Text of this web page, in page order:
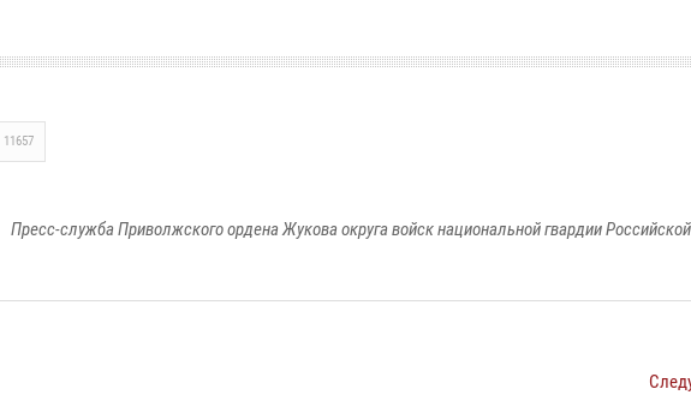
11657
Пресс-служба Приволжского ордена Жукова округа войск национальной гвардии